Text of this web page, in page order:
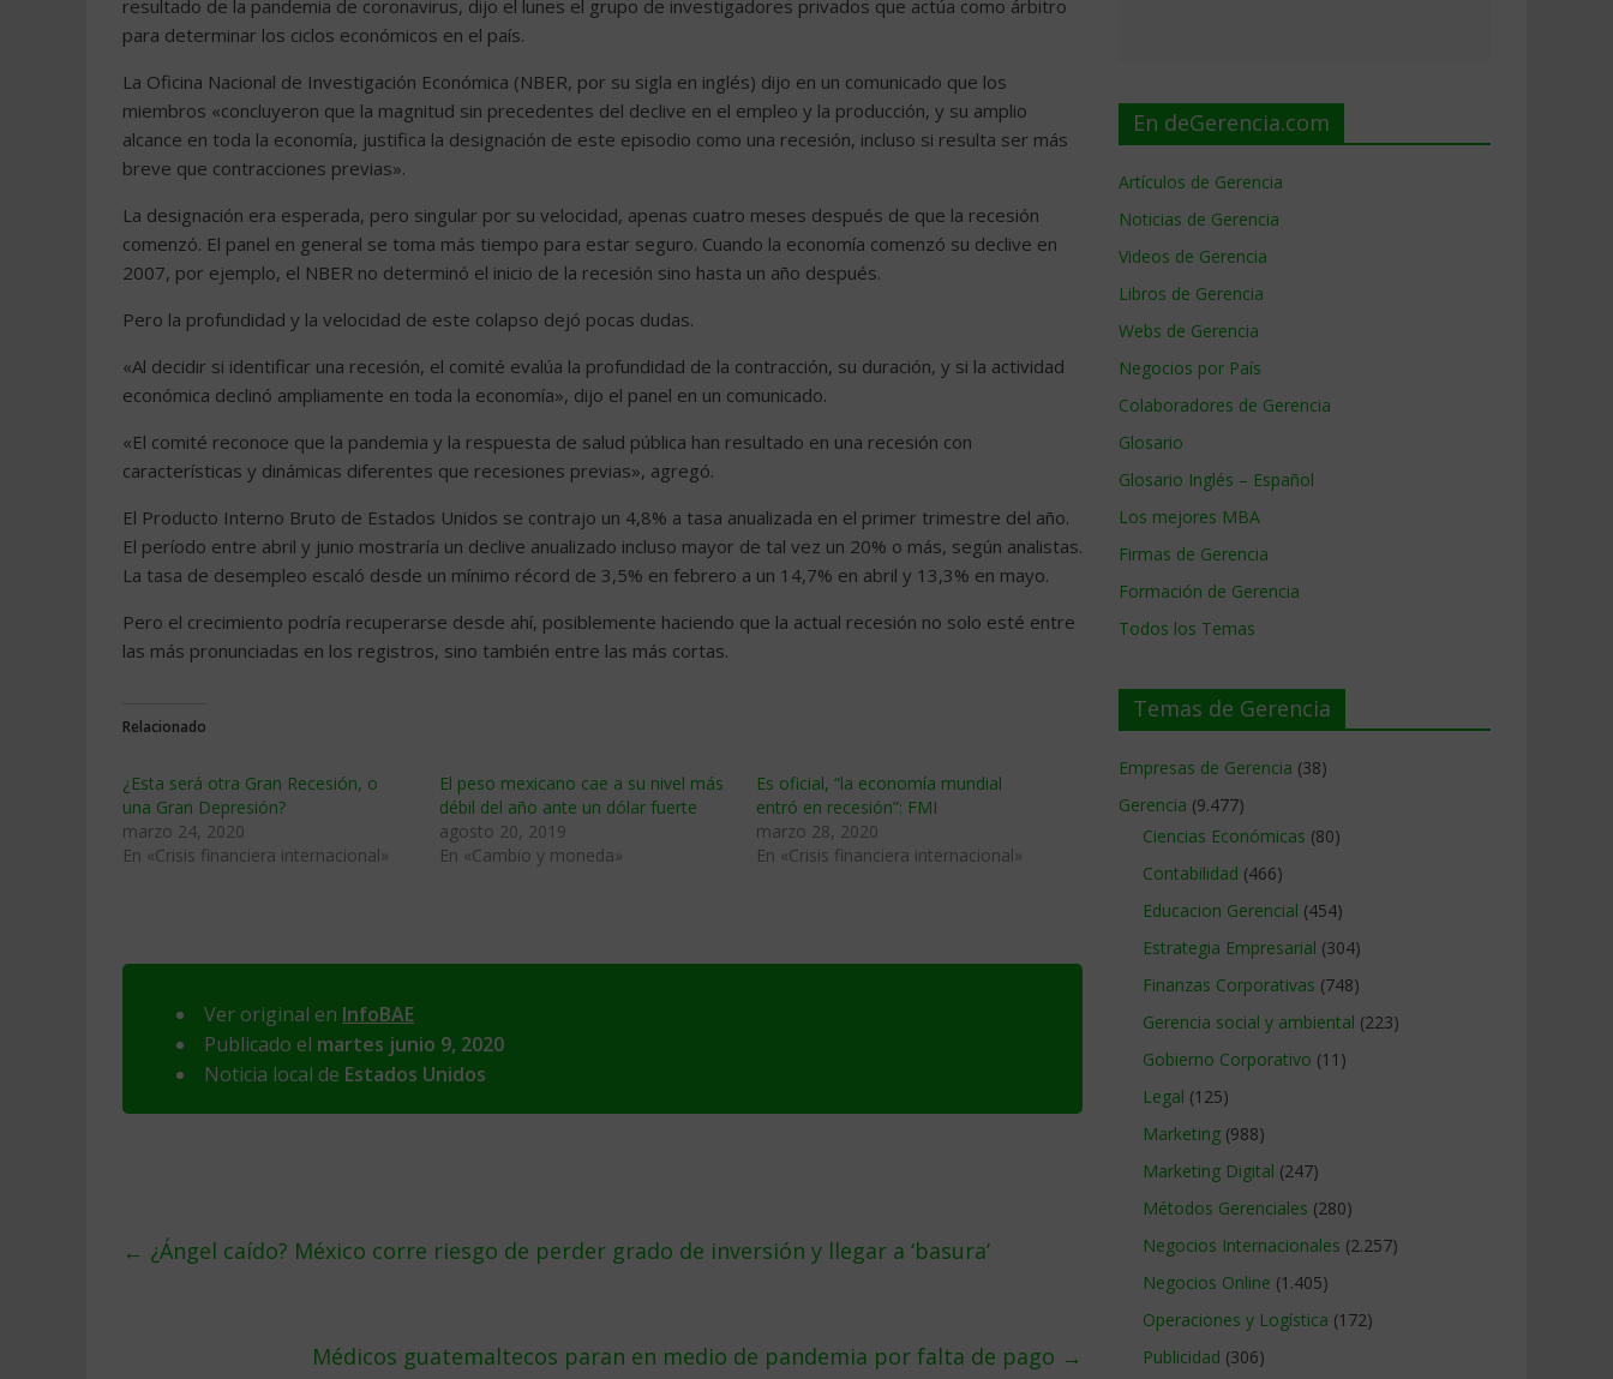
resultado de la pandemia de coronavirus, dijo el lunes el grupo de investigadores privados que actúa como árbitro
para determinar los ciclos económicos en el país.
La Oficina Nacional de Investigación Económica (NBER, por su sigla en inglés) dijo en un comunicado que los
miembros «concluyeron que la magnitud sin precedentes del declive en el empleo y la producción, y su amplio
alcance en toda la economía, justifica la designación de este episodio como una recesión, incluso si resulta ser más
breve que contracciones previas».
La designación era esperada, pero singular por su velocidad, apenas cuatro meses después de que la recesión
comenzó. El panel en general se toma más tiempo para estar seguro. Cuando la economía comenzó su declive en
2007, por ejemplo, el NBER no determinó el inicio de la recesión sino hasta un año después.
Pero la profundidad y la velocidad de este colapso dejó pocas dudas.
«Al decidir si identificar una recesión, el comité evalúa la profundidad de la contracción, su duración, y si la actividad
económica declinó ampliamente en toda la economía», dijo el panel en un comunicado.
«El comité reconoce que la pandemia y la respuesta de salud pública han resultado en una recesión con
características y dinámicas diferentes que recesiones previas», agregó.
El Producto Interno Bruto de Estados Unidos se contrajo un 4,8% a tasa anualizada en el primer trimestre del año.
El período entre abril y junio mostraría un declive anualizado incluso mayor de tal vez un 20% o más, según analistas.
La tasa de desempleo escaló desde un mínimo récord de 3,5% en febrero a un 14,7% en abril y 13,3% en mayo.
Pero el crecimiento podría recuperarse desde ahí, posiblemente haciendo que la actual recesión no solo esté entre
las más pronunciadas en los registros, sino también entre las más cortas.
Relacionado
¿Esta será otra Gran Recesión, o
una Gran Depresión?
marzo 24, 2020
En «Crisis financiera internacional»
El peso mexicano cae a su nivel más
débil del año ante un dólar fuerte
agosto 20, 2019
En «Cambio y moneda»
Es oficial, “la economía mundial
entró en recesión”: FMI
marzo 28, 2020
En «Crisis financiera internacional»
Ver original en InfoBAE
Publicado el martes junio 9, 2020
Noticia local de Estados Unidos
← ¿Ángel caído? México corre riesgo de perder grado de inversión y llegar a ‘basura’
Médicos guatemaltecos paran en medio de pandemia por falta de pago →
En deGerencia.com
Artículos de Gerencia
Noticias de Gerencia
Videos de Gerencia
Libros de Gerencia
Webs de Gerencia
Negocios por País
Colaboradores de Gerencia
Glosario
Glosario Inglés – Español
Los mejores MBA
Firmas de Gerencia
Formación de Gerencia
Todos los Temas
Temas de Gerencia
Empresas de Gerencia (38)
Gerencia (9.477)
Ciencias Económicas (80)
Contabilidad (466)
Educacion Gerencial (454)
Estrategia Empresarial (304)
Finanzas Corporativas (748)
Gerencia social y ambiental (223)
Gobierno Corporativo (11)
Legal (125)
Marketing (988)
Marketing Digital (247)
Métodos Gerenciales (280)
Negocios Internacionales (2.257)
Negocios Online (1.405)
Operaciones y Logística (172)
Publicidad (306)